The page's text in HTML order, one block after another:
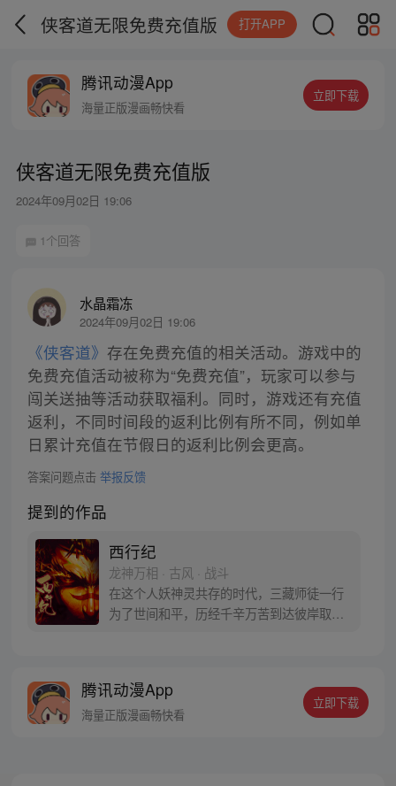
侠客道无限免费充值版 打开APP
腾讯动漫App
海量正版漫画畅快看
立即下载
侠客道无限免费充值版
2024年09月02日 19:06
1个回答
水晶霜冻
2024年09月02日 19:06
《侠客道》 存在免费充值的相关活动。游戏中的
免费充值活动被称为“免费充值”，玩家可以参与
闯关送抽等活动获取福利。同时，游戏还有充值
返利，不同时间段的返利比例有所不同，例如单
日累计充值在节假日的返利比例会更高。
答案问题点击 举报反馈
提到的作品
西行纪
龙神万相 · 古风 · 战斗
在这个人妖神灵共存的时代，三藏师徒一行
为了世间和平，历经千辛万苦到达彼岸取
辞万难，找到唐三藏大法师，和他一起重新
寻回徒弟们，组成全新“西行小队”，再度踏
腾讯动漫App
海量正版漫画畅快看
立即下载